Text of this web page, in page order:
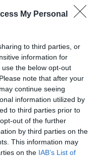
My Personal
to third parties, or
information for
the below opt-out
note that after your
continue seeing
information utilized by
to third parties prior to
out of the further
by third parties on the
This information may
on the IAB’s List of